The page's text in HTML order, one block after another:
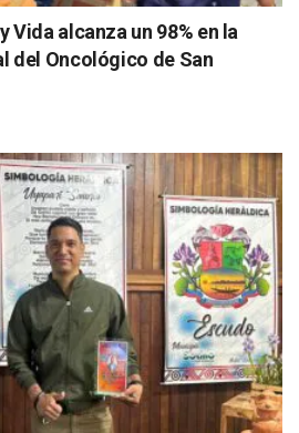
Vida alcanza un 98% en la
del Oncológico de San